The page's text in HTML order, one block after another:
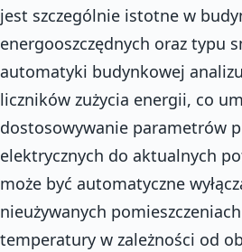
jest szczególnie istotne w
energooszczędnych oraz typu
automatyki budynkowej
liczników zużycia energii, co
dostosowywanie parametrów
elektrycznych do aktualnych
może być automatyczne
nieużywanych
temperatury w zależności od